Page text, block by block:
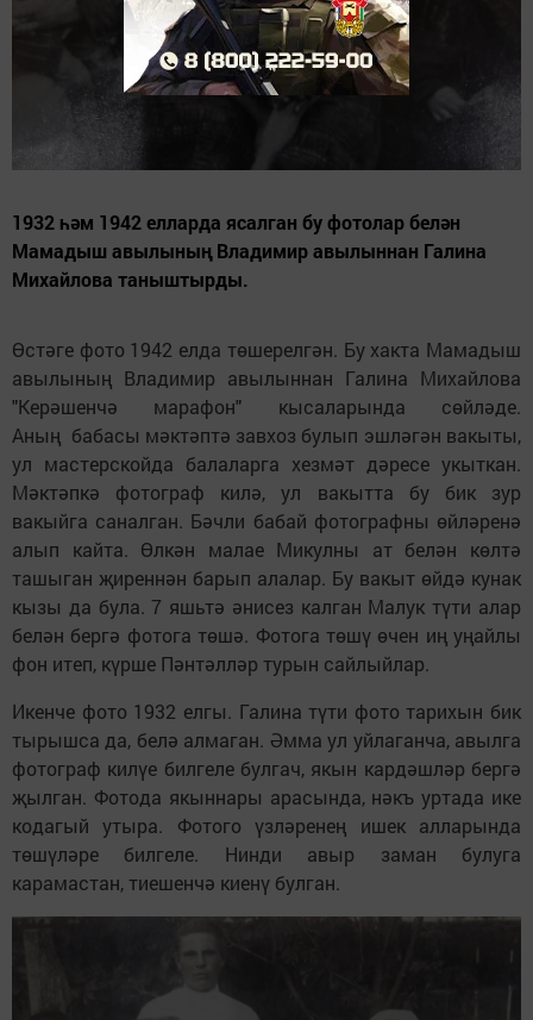
1932 һәм 1942 елларда ясалган бу фотолар белән
Мамадыш авылының Владимир авылыннан Галина
Михайлова таныштырды.
Өстәге фото 1942 елда төшерелгән. Бу хакта Мамадыш
авылының Владимир авылыннан Галина Михайлова
"Керәшенчә марафон" кысаларында сөйләде.
Аның бабасы мәктәптә завхоз булып эшләгән вакыты,
ул мастерскойда балаларга хезмәт дәресе укыткан.
Мәктәпкә фотограф килә, ул вакытта бу бик зур
вакыйга саналган. Бәчли бабай фотографны өйләренә
алып кайта. Өлкән малае Микулны ат белән көлтә
ташыган җиреннән барып алалар. Бу вакыт өйдә кунак
кызы да була. 7 яшьтә әнисез калган Малук түти алар
белән бергә фотога төшә. Фотога төшү өчен иң уңайлы
фон итеп, күрше Пәнтәлләр турын сайлыйлар.
Икенче фото 1932 елгы. Галина түти фото тарихын бик
тырышса да, белә алмаган. Әмма ул уйлаганча, авылга
фотограф килүе билгеле булгач, якын кардәшләр бергә
җылган. Фотода якыннары арасында, нәкъ уртада ике
кодагый утыра. Фотого үзләренең ишек алларында
төшүләре билгеле. Нинди авыр заман булуга
карамастан, тиешенчә киенү булган.